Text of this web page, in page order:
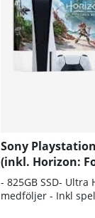
Sony Playstation
(inkl. Horizon:
- 825GB SSD-
medföljer - Inkl